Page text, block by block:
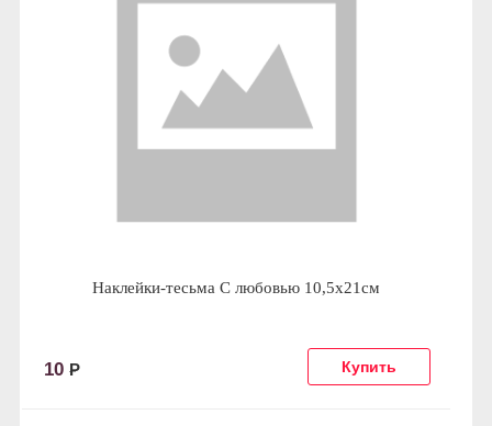
Наклейки-тесьма С любовью 10,5х21см
10 Р